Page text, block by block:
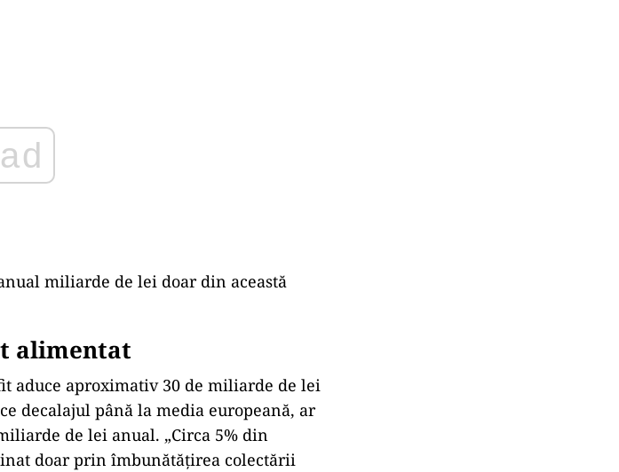
ad
miliarde de lei doar din această
alimentat
aduce aproximativ 30 de miliarde de lei
decalajul până la media europeană, ar
de lei anual. „Circa 5% din
doar prin îmbunătățirea colectării